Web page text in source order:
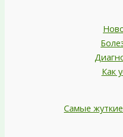
Как
Самые